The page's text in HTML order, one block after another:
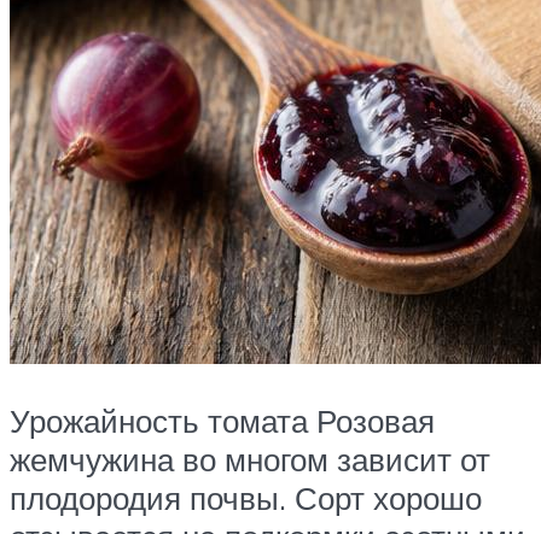
Урожайность томата Розовая
жемчужина во многом зависит от
плодородия почвы. Сорт хорошо